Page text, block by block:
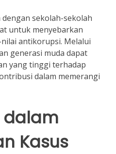
sekolah-sekolah
untuk menyebarkan
antikorupsi. Melalui
generasi muda dapat
yang tinggi terhadap
dalam memerangi
dalam
Kasus